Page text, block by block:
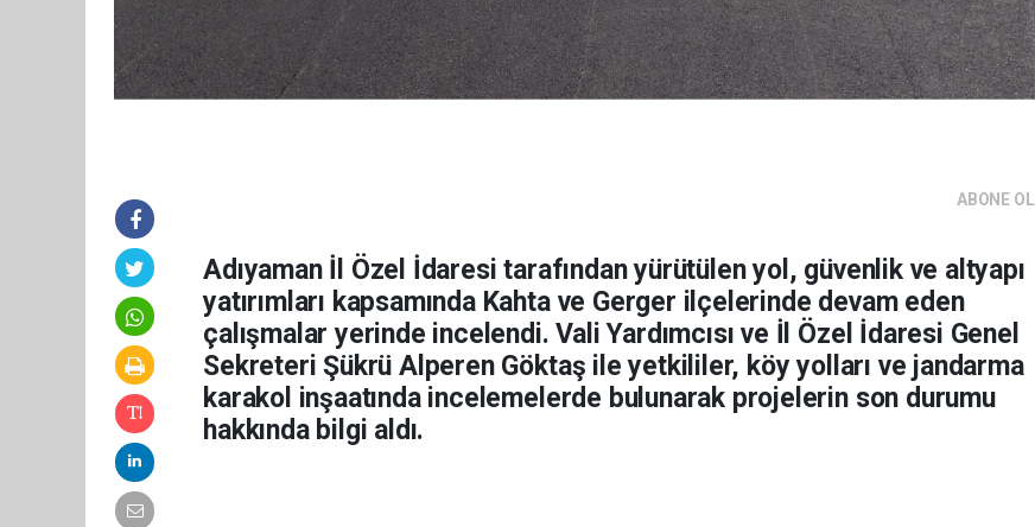
ABONE OL
Adıyaman İl Özel İdaresi tarafından yürütülen yol, güvenlik ve altyapı
yatırımları kapsamında Kahta ve Gerger ilçelerinde devam eden
çalışmalar yerinde incelendi. Vali Yardımcısı ve İl Özel İdaresi Genel
Sekreteri Şükrü Alperen Göktaş ile yetkililer, köy yolları ve jandarma
karakol inşaatında incelemelerde bulunarak projelerin son durumu
hakkında bilgi aldı.